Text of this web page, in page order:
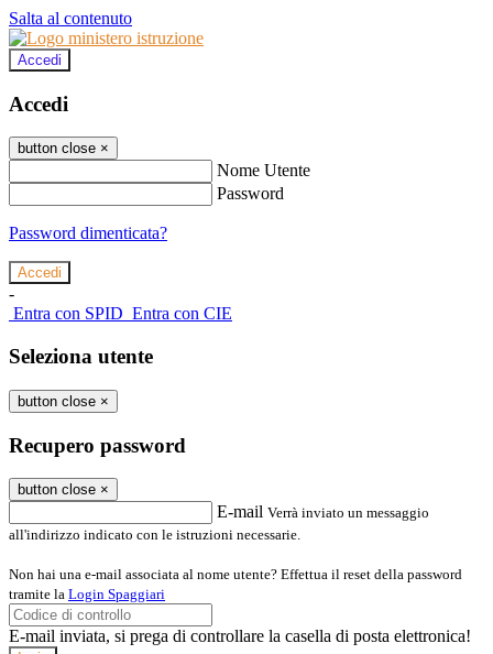
Salta al contenuto
Accedi
Accedi
button close ×
Nome Utente
Password
Password dimenticata?
-
Entra con SPID Entra con CIE
Seleziona utente
button close ×
Recupero password
button close ×
E-mail Verrà inviato un messaggio
all'indirizzo indicato con le istruzioni necessarie.
Non hai una e-mail associata al nome utente? Effettua il reset della password
tramite la Login Spaggiari
E-mail inviata, si prega di controllare la casella di posta elettronica!